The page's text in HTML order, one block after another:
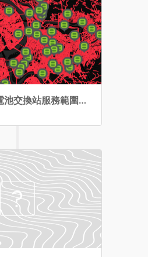
GoStation®電池交換站服務範圍地圖